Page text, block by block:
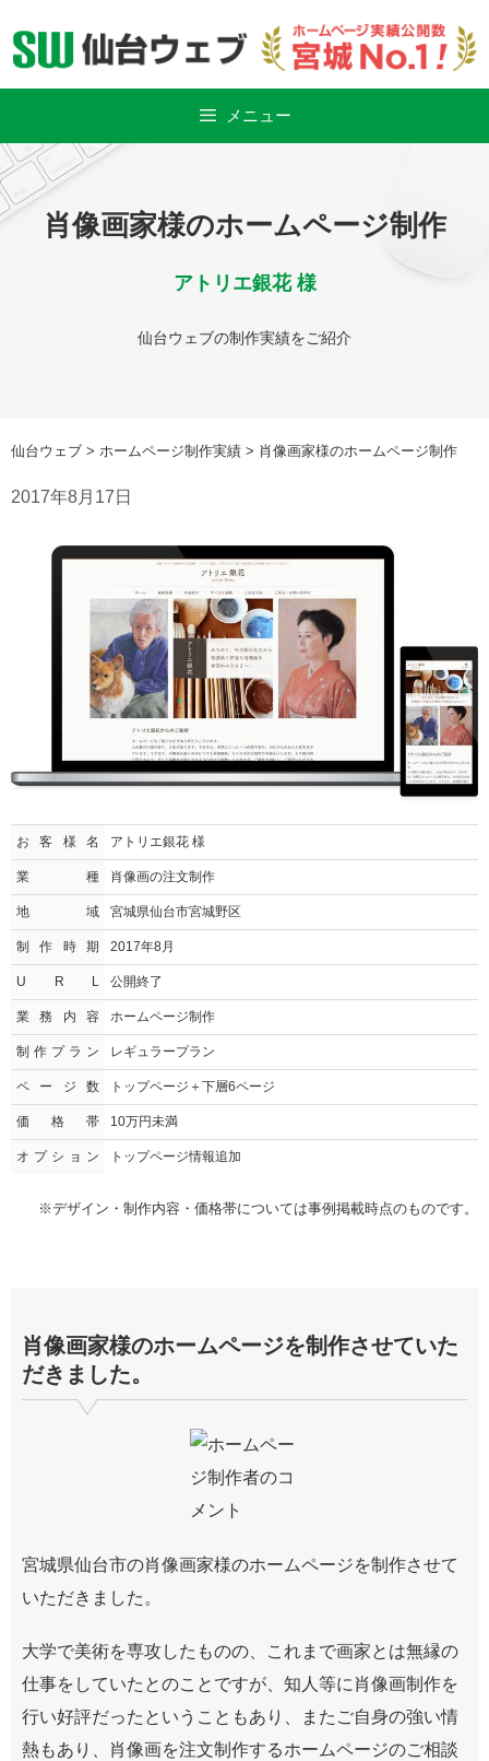
メニュー
肖像画家様のホームページ制作
アトリエ銀花 様
仙台ウェブの制作実績をご紹介
仙台ウェブ > ホームページ制作実績 > 肖像画家様のホームページ制作
2017年8月17日
お客様名 アトリエ銀花 様
業種 肖像画の注文制作
地域 宮城県仙台市宮城野区
制作時期 2017年8月
U R L 公開終了
業務内容 ホームページ制作
制作プラン レギュラープラン
ページ数 トップページ＋下層6ページ
価格帯 10万円未満
オプション トップページ情報追加
※デザイン・制作内容・価格帯については事例掲載時点のものです。
肖像画家様のホームページを制作させていた
だきました。
宮城県仙台市の肖像画家様のホームページを制作させて
いただきました。
大学で美術を専攻したものの、これまで画家とは無縁の
仕事をしていたとのことですが、知人等に肖像画制作を
行い好評だったということもあり、またご自身の強い情
熱もあり、肖像画を注文制作するホームページのご相談